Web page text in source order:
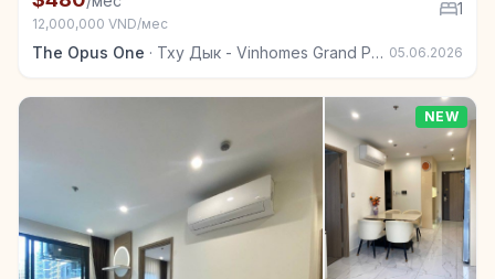
12,000,000 VND/мес
1
The Opus One · Тху Дык - Vinhomes Grand Park 05.06.2026
NEW